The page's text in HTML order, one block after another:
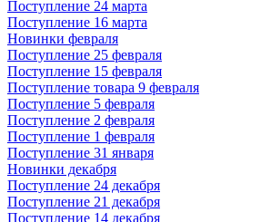
Поступление 24 марта
Поступление 16 марта
Новинки февраля
Поступление 25 февраля
Поступление 15 февраля
Поступление товара 9 февраля
Поступление 5 февраля
Поступление 2 февраля
Поступление 1 февраля
Поступление 31 января
Новинки декабря
Поступление 24 декабря
Поступление 21 декабря
Поступление 14 декабря